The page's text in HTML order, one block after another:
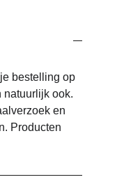
bestelling op
natuurlijk ook.
en
Producten